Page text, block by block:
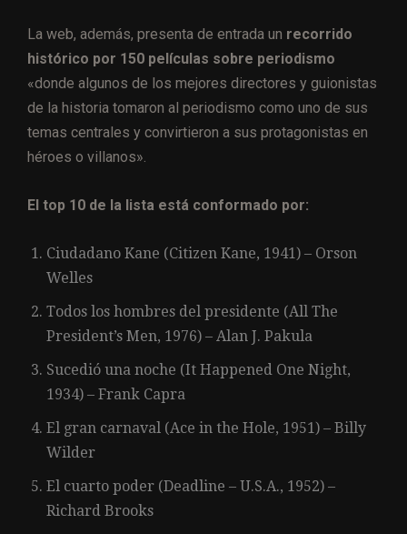
La web, además, presenta de entrada un recorrido
histórico por 150 películas sobre periodismo
«donde algunos de los mejores directores y guionistas
de la historia tomaron al periodismo como uno de sus
temas centrales y convirtieron a sus protagonistas en
héroes o villanos».
El top 10 de la lista está conformado por:
Ciudadano Kane (Citizen Kane, 1941) – Orson
Welles
Todos los hombres del presidente (All The
President’s Men, 1976) – Alan J. Pakula
Sucedió una noche (It Happened One Night,
1934) – Frank Capra
El gran carnaval (Ace in the Hole, 1951) – Billy
Wilder
El cuarto poder (Deadline – U.S.A., 1952) –
Richard Brooks